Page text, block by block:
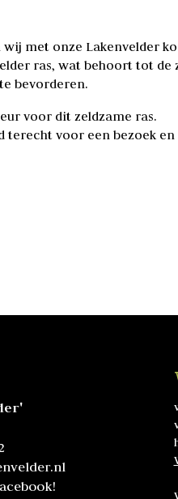
wij met onze Lakenvelder
ras, wat behoort tot
bevorderen.
voor dit zeldzame ras.
terecht voor een bezoek